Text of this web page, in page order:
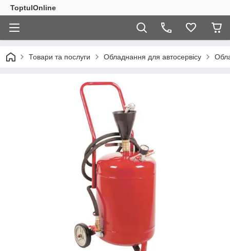
ToptulOnline
Товари та послуги Обладнання для автосервісу